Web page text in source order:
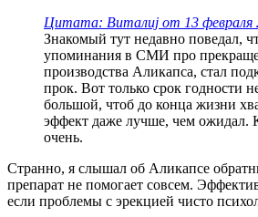
Цитата: Виталиj от 13 февраля
Знакомый тут недавно поведал,
упоминания в СМИ про
производства Аликапса, стал
прок. Вот только срок годности
большой, чтоб до конца жизни
эффект даже лучше, чем ожидал.
очень.
Странно, я слышал об Аликапсе
препарат не помогает совсем.
если проблемы с эрекцией чисто